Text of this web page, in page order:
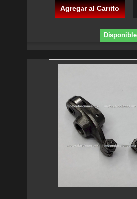
Agregar al Carrito
Disponible